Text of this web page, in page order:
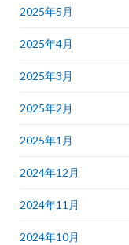
2025年5月
2025年4月
2025年3月
2025年2月
2025年1月
2024年12月
2024年11月
2024年10月